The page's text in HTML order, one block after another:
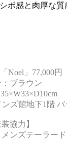
感と肉厚な
Noel」77,000円
：ブラウン
ズ館地下1階 バ
装協力】
ンズテーラー